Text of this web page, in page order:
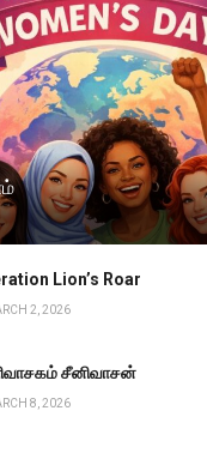
Lion’s Roar
2, 2026
சீனிவாசன்
8, 2026